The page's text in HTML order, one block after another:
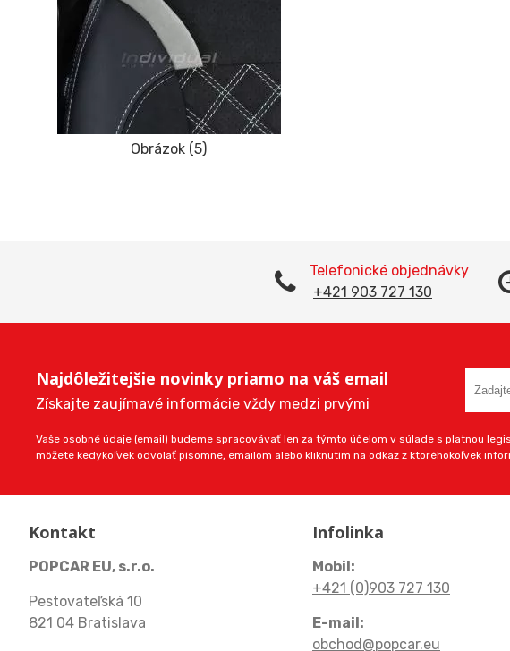
Obrázok (5)
Telefonické objednávky
+421 903 727 130
Najdôležitejšie novinky priamo na váš email
Získajte zaujímavé informácie vždy medzi prvými
Vaše osobné údaje (email) budeme spracovávať len za týmto účelom v súlade s platnou
môžete kedykoľvek odvolať písomne, emailom alebo kliknutím na odkaz z ktoréhokoľvek
Kontakt
POPCAR EU, s.r.o.
Pestovateľská 10
821 04 Bratislava
Infolinka
Mobil:
+421 (0)903 727 130
E-mail:
obchod@popcar.eu